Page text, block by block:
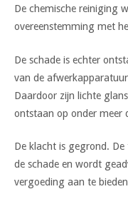
De chemische reiniging
overeenstemming met
De schade is echter
van de
Daardoor zijn lichte
ontstaan op onder meer
De klacht is gegrond.
de schade en wordt
vergoeding aan te